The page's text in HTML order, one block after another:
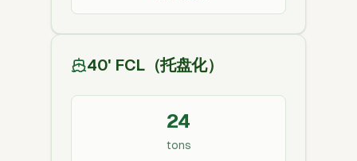
40' FCL（托盘化）
24
tons